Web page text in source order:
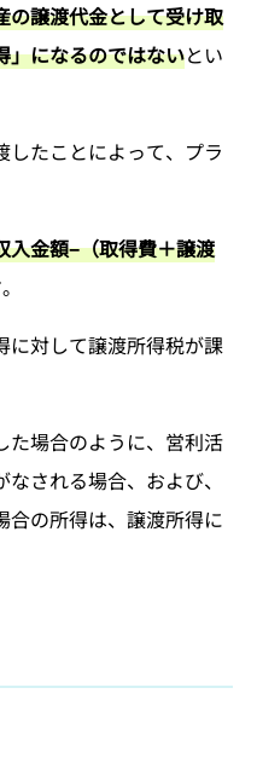
の譲渡代金として受け取
」になるのではないとい
たことによって、プラ
入金額−（取得費＋譲渡
に対して譲渡所得税が課
た場合のように、営利活
される場合、および、
合の所得は、譲渡所得に